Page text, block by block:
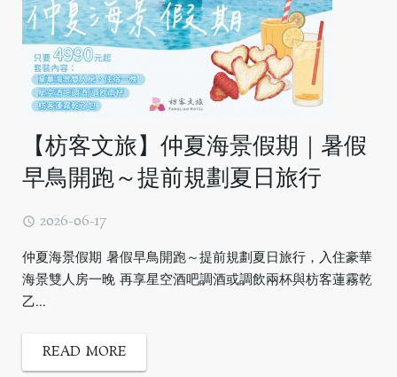
【枋客文旅】仲夏海景假期｜暑假
早鳥開跑～提前規劃夏日旅行
2026-06-17
仲夏海景假期 暑假早鳥開跑～提前規劃夏日旅行，入住豪華
海景雙人房一晚 再享星空酒吧調酒或調飲兩杯與枋客蓮霧乾
乙...
READ MORE